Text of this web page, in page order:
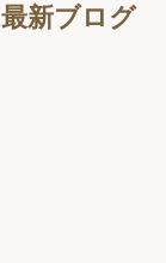
最新ブログ